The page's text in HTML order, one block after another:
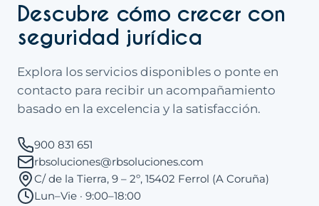
Descubre cómo crecer con
seguridad jurídica
Explora los servicios disponibles o ponte en
contacto para recibir un acompañamiento
basado en la excelencia y la satisfacción.
900 831 651
rbsoluciones@rbsoluciones.com
C/ de la Tierra, 9 – 2º, 15402 Ferrol (A Coruña)
Lun–Vie · 9:00–18:00